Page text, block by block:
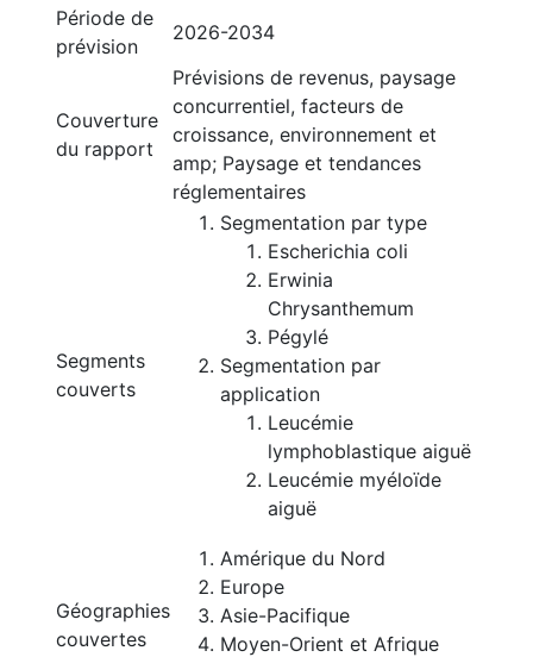
Période de
prévision
2026-2034
Couverture
du rapport
Prévisions de revenus, paysage
concurrentiel, facteurs de
croissance, environnement et
amp; Paysage et tendances
réglementaires
Segments
couverts
Segmentation par type
Escherichia coli
Erwinia
Chrysanthemum
Pégylé
Segmentation par
application
Leucémie
lymphoblastique aiguë
Leucémie myéloïde
aiguë
Géographies
couvertes
Amérique du Nord
Europe
Asie-Pacifique
Moyen-Orient et Afrique